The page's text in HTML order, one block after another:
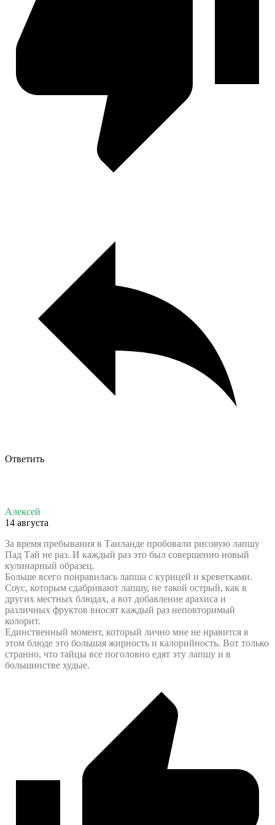
Ответить
Алексей
14 августа
За время пребывания в Таиланде пробовали рисовую лапшу
Пад Тай не раз. И каждый раз это был совершенно новый
кулинарный образец.
Больше всего понравилась лапша с курицей и креветками.
Соус, которым сдабривают лапшу, не такой острый, как в
других местных блюдах, а вот добавление арахиса и
различных фруктов вносят каждый раз неповторимый
колорит.
Единственный момент, который лично мне не нравится в
этом блюде это большая жирность и калорийность. Вот только
странно, что тайцы все поголовно едят эту лапшу и в
большинстве худые.